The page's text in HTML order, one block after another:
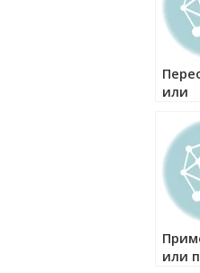
или
как
или